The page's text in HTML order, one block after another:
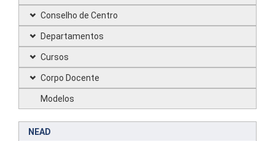
Conselho de Centro
Departamentos
Cursos
Corpo Docente
Modelos
NEAD